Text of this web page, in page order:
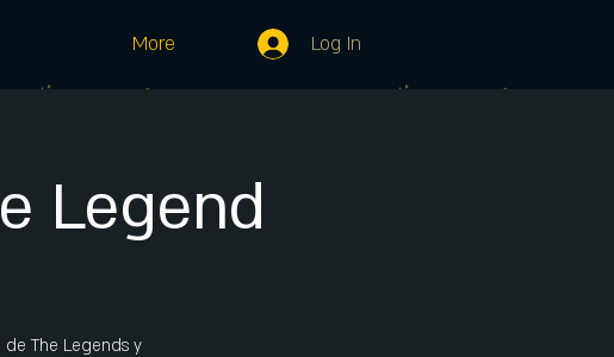
More Log In
Legend
The Legends y